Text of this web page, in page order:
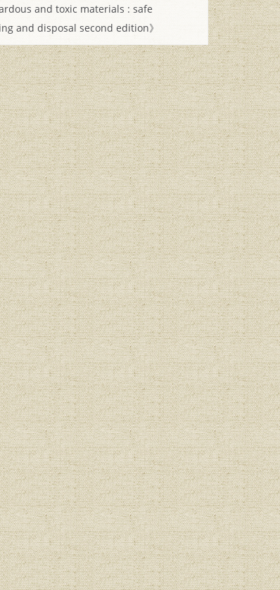
and toxic materials : safe
and disposal second edition》